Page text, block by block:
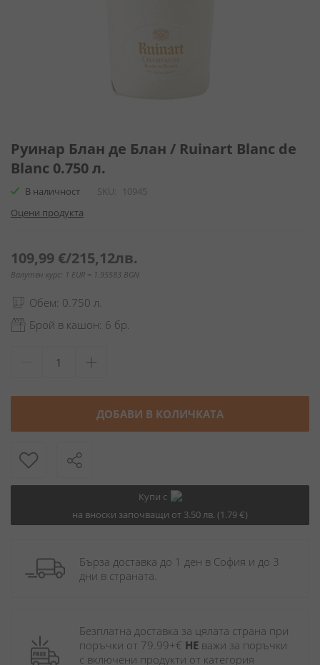
към
началото
на
галерия
снимки
Руинар Блан де Блан / Ruinart Blanc de
Blanc 0.750 л.
В наличност SKU
10945
Оцени продукта
109,99 €/215,12лв.
Валутен курс: 1 EUR = 1.95583 BGN
Обем: 0.750 л.
Брой в кашон: 6 бр.
ДОБАВИ В КОЛИЧКАТА
Купи с
на вноски започващи от 3.50 лв. (1.79 €)
Бърза доставка до 1 ден в София и до 3
дни в страната.
Безплатна доставка за цялата страна при
поръчки от 79.99+€ НЕ важи за поръчки
с включени продукти от категория